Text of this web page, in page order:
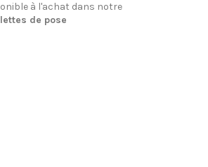
à l'achat dans notre
de pose